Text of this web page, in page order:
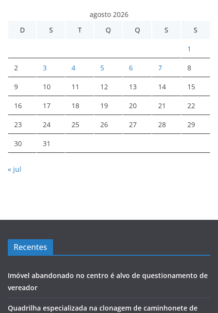
agosto 2026
D
S T Q Q S S
1
2 3 4 5 6 7 8
9 10 11 12 13 14 15
16 17 18 19 20 21 22
23 24 25 26 27 28 29
30 31
« jul
Recentes
Imóvel abandonado no centro é alvo de questionamento de
vereador
Quadrilha especializada na clonagem de caminhonete de